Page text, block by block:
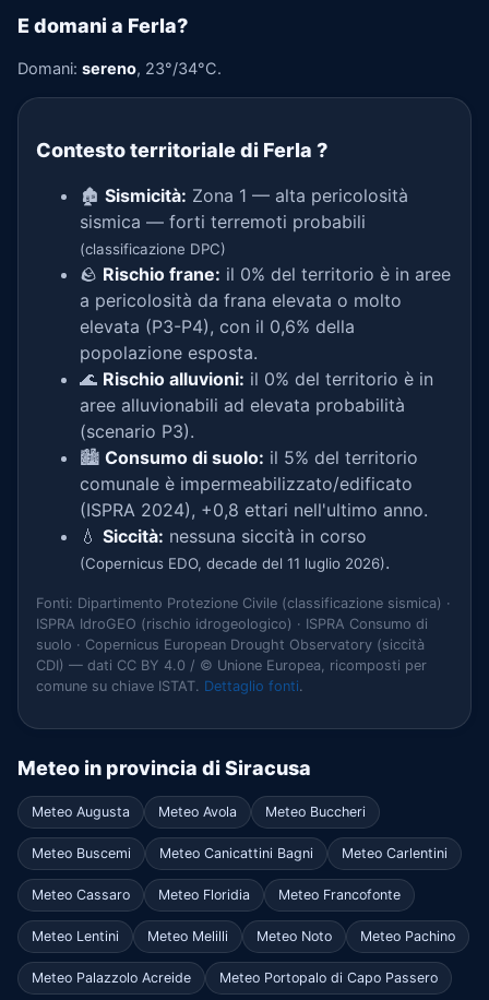
E domani a Ferla?
Domani: sereno, 23°/34°C.
Contesto territoriale di Ferla ?
🏚️ Sismicità: Zona 1 — alta pericolosità
sismica — forti terremoti probabili
(classificazione DPC)
🪨 Rischio frane: il 0% del territorio è in aree
a pericolosità da frana elevata o molto
elevata (P3-P4), con il 0,6% della
popolazione esposta.
🌊 Rischio alluvioni: il 0% del territorio è in
aree alluvionabili ad elevata probabilità
(scenario P3).
🏙️ Consumo di suolo: il 5% del territorio
comunale è impermeabilizzato/edificato
(ISPRA 2024), +0,8 ettari nell'ultimo anno.
💧 Siccità: nessuna siccità in corso
(Copernicus EDO, decade del 11 luglio 2026).
Fonti: Dipartimento Protezione Civile (classificazione sismica) ·
ISPRA IdroGEO (rischio idrogeologico) · ISPRA Consumo di
suolo · Copernicus European Drought Observatory (siccità
CDI) — dati CC BY 4.0 / © Unione Europea, ricomposti per
comune su chiave ISTAT. Dettaglio fonti.
Meteo in provincia di Siracusa
Meteo Augusta Meteo Avola Meteo Buccheri
Meteo Buscemi Meteo Canicattini Bagni Meteo Carlentini
Meteo Cassaro Meteo Floridia Meteo Francofonte
Meteo Lentini Meteo Melilli Meteo Noto Meteo Pachino
Meteo Palazzolo Acreide Meteo Portopalo di Capo Passero